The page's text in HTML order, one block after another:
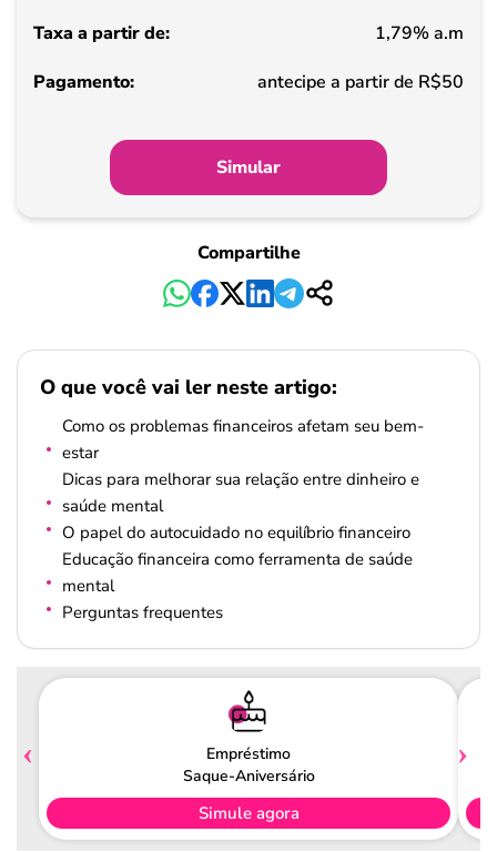
Pagamento
1,79% a.m
antecipe a partir de R$50
Simular
Compartilhe
O que você vai ler neste artigo:
Como os problemas financeiros afetam seu bem-
estar
Dicas para melhorar sua relação entre dinheiro e
saúde mental
O papel do autocuidado no equilíbrio financeiro
Educação financeira como ferramenta de saúde
mental
Perguntas frequentes
Empréstimo
Saque-Aniversário
Simule agora